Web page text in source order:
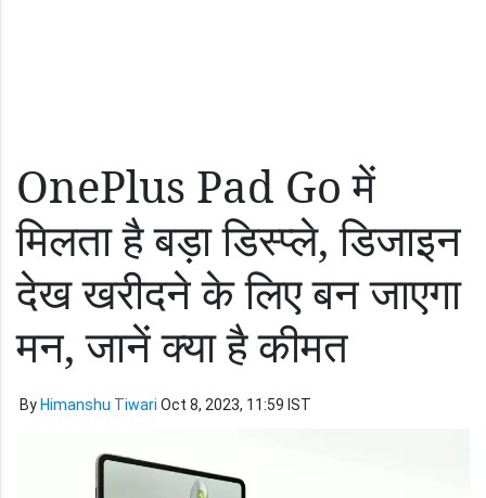
OnePlus Pad Go में
मिलता है बड़ा डिस्प्ले, डिजाइन
देख खरीदने के लिए बन जाएगा
मन, जानें क्या है कीमत
By Himanshu Tiwari Oct 8, 2023, 11:59 IST